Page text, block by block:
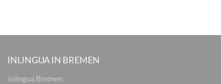
INLINGUA IN BREMEN
inlingua Bremen